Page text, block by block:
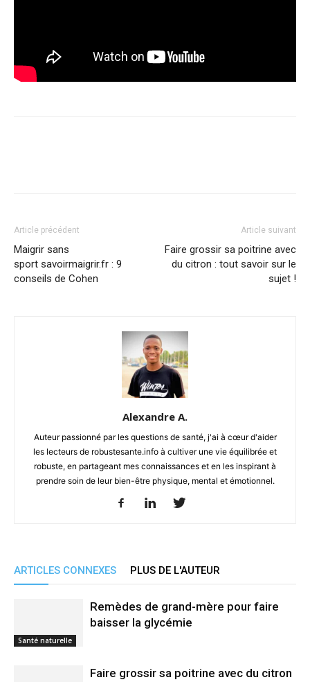
Article précédent
Maigrir sans
sport savoirmaigrir.fr : 9
conseils de Cohen
Article suivant
Faire grossir sa poitrine avec
du citron : tout savoir sur le
sujet !
Alexandre A.
Auteur passionné par les questions de santé, j'ai à cœur d'aider
les lecteurs de robustesante.info à cultiver une vie équilibrée et
robuste, en partageant mes connaissances et en les inspirant à
prendre soin de leur bien-être physique, mental et émotionnel.
ARTICLES CONNEXES PLUS DE L'AUTEUR
Santé naturelle
Remèdes de grand-mère pour faire
baisser la glycémie
Faire grossir sa poitrine avec du citron